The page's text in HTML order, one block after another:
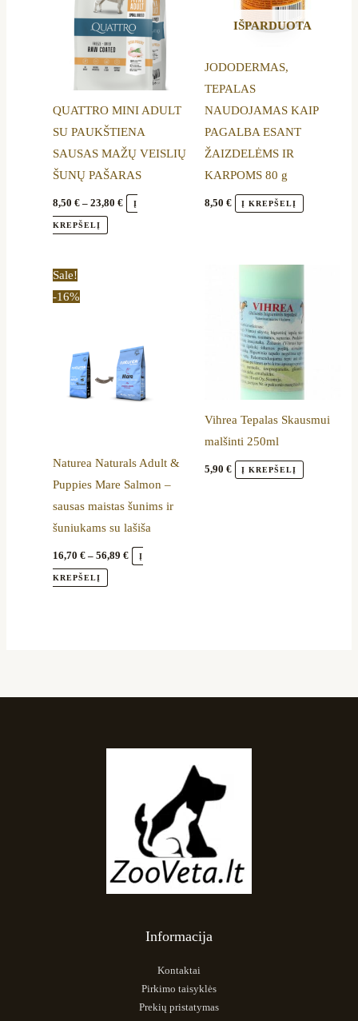
QUATTRO MINI ADULT
SU PAUKŠTIENA
SAUSAS MAŽŲ VEISLIŲ
ŠUNŲ PAŠARAS
8,50€ – 23,80€ Į
KREPŠELĮ
variants.
The
options
may
be
chosen
on
the
product
page
IŠPARDUOTA
JODODERMAS,
TEPALAS
NAUDOJAMAS KAIP
PAGALBA ESANT
ŽAIZDELĖMS IR
KARPOMS 80 g
8,50 € Į KREPŠELĮ
Sale!
-16%
Naturea Naturals Adult &
Puppies Mare Salmon –
sausas maistas šunims ir
šuniukams su lašiša
16,70€ – 56,89€ Į
KREPŠELĮ
variants.
The
options
chosen
on
the
product
page
Vihrea Tepalas Skausmui
malšinti 250ml
5,90 € Į KREPŠELĮ
Informacija
Kontaktai
Pirkimo taisyklės
Prekių pristatymas